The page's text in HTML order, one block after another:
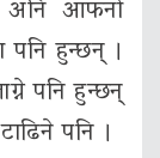
अनि आफनो
हुन्छन् ।
पनि हुन्छन्
पनि ।